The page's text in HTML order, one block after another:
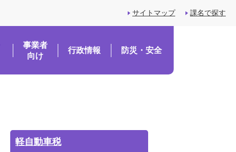
サイトマップ 課名で探す
事業者
向け
行政情報 防災・安全
軽自動車税